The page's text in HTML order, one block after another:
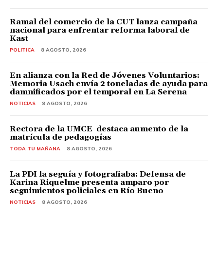
Ramal del comercio de la CUT lanza campaña
nacional para enfrentar reforma laboral de
Kast
POLITICA 8 AGOSTO, 2026
En alianza con la Red de Jóvenes Voluntarios:
Memoria Usach envía 2 toneladas de ayuda para
damnificados por el temporal en La Serena
NOTICIAS 8 AGOSTO, 2026
Rectora de la UMCE destaca aumento de la
matrícula de pedagogías
TODA TU MAÑANA 8 AGOSTO, 2026
La PDI la seguía y fotografiaba: Defensa de
Karina Riquelme presenta amparo por
seguimientos policiales en Río Bueno
NOTICIAS 8 AGOSTO, 2026